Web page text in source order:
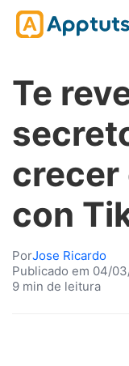
Te
crecer
con
PorJose Ricardo
Publicado em 04/
9 min de leitura